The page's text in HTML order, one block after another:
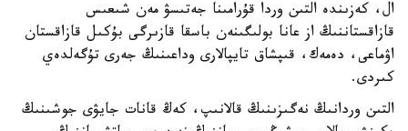
ال، كەزىندە التىن وردا قۇرامىنا جەتىسۋ مەن شىعىس
قازاقستاننىڭ از عانا بولىگىنەن باسقا قازىرگى بۇكىل قازاقستان
اۋماعى، دەمەك، قىپشاق تايپالارى وداعىنىڭ جەرى تۇگەلدەي
كىردى.
التىن وردانىڭ نەگىزىنىڭ قالانىپ، كەڭ قانات جايۋى جوشىنىڭ